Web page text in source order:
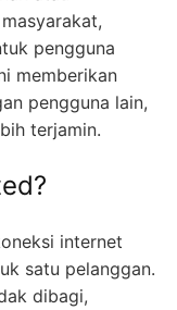
pengguna
memberikan
pengguna lain,
terjamin.
internet
satu pelanggan.
dibagi,